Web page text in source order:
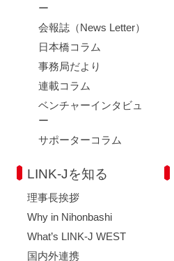
ー
会報誌（News Letter）
日本橋コラム
事務局だより
連載コラム
ベンチャーインタビュ
ー
サポーターコラム
LINK-Jを知る
理事長挨拶
Why in Nihonbashi
What’s LINK-J WEST
国内外連携